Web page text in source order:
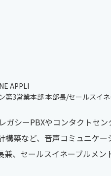
APPLI
第3営業本部 本部長/セールスイ
ガシーPBXやコンタクトセ
構築など、音声コミュニケ
兼、セールスイネーブルメ